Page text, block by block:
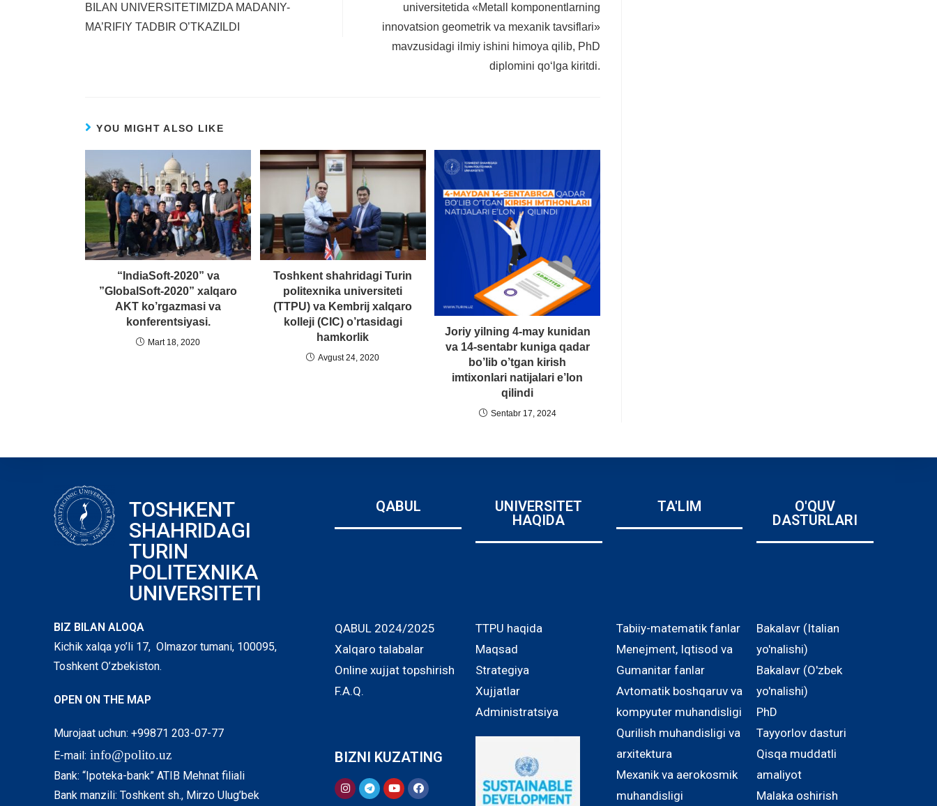
BILAN UNIVERSITETIMIZDA MADANIY-
MA’RIFIY TADBIR O’TKAZILDI
universitetida «Metall komponentlarning
innovatsion geometrik va mexanik tavsiflari»
mavzusidagi ilmiy ishini himoya qilib, PhD
diplomini qo‘lga kiritdi.
YOU MIGHT ALSO LIKE
“IndiaSoft-2020” va
”GlobalSoft-2020” xalqaro
AKT ko’rgazmasi va
konferentsiyasi.
Mart 18, 2020
Toshkent shahridagi Turin
politexnika universiteti
(TTPU) va Kembrij xalqaro
kolleji (CIC) o’rtasidagi
hamkorlik
Avgust 24, 2020
Joriy yilning 4-may kunidan
va 14-sentabr kuniga qadar
bo’lib o’tgan kirish
imtixonlari natijalari e’lon
qilindi
Sentabr 17, 2024
TOSHKENT
SHAHRIDAGI
TURIN
POLITEXNIKA
UNIVERSITETI
QABUL
UNIVERSITET
HAQIDA
TA'LIM
O'QUV
DASTURLARI
BIZ BILAN ALOQA
Kichik xalqa yo’li 17, Olmazor tumani, 100095,
Toshkent O’zbekiston.
OPEN ON THE MAP
Murojaat uchun: +99871 203-07-77
E-mail: info@polito.uz
Bank: “Ipoteka-bank” ATIB Mehnat filiali
Bank manzili: Toshkent sh., Mirzo Ulug’bek
QABUL 2024/2025
Xalqaro talabalar
Online xujjat topshirish
F.A.Q.
BIZNI KUZATING
TTPU haqida
Maqsad
Strategiya
Xujjatlar
Administratsiya
Tabiiy-matematik fanlar
Menejment, Iqtisod va
Gumanitar fanlar
Avtomatik boshqaruv va
kompyuter muhandisligi
Qurilish muhandisligi va
arxitektura
Mexanik va aerokosmik
muhandisligi
Bakalavr (Italian
yo'nalishi)
Bakalavr (O'zbek
yo'nalishi)
PhD
Tayyorlov dasturi
Qisqa muddatli
amaliyot
Malaka oshirish